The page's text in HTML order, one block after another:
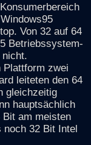
Von 32 auf 64
Betriebssystem-
nicht.
Plattform zwei
leiteten den 64
gleichzeitig
hauptsächlich
Bit am meisten
32 Bit Intel